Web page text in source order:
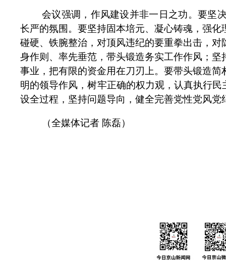
会议强调，作风建设并非一日之功。要坚
长严的氛围。要坚持固本培元、凝心铸魂，强
碰硬、铁腕整治，对顶风违纪的要重拳出击，
身作则、率先垂范，带头锻造务实工作作风；
事业，把有限的资金用在刀刃上。要带头锻造
明的领导作风，树牢正确的权力观，认真执行
设全过程，坚持问题导向，健全完善党性党风
（全媒体记者 陈磊）